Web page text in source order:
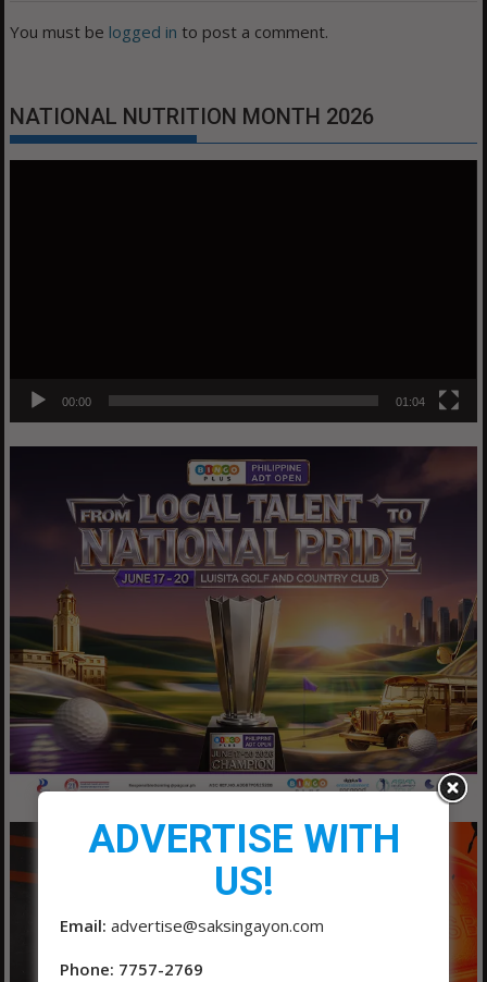
You must be logged in to post a comment.
NATIONAL NUTRITION MONTH 2026
00:00 01:04
ADVERTISE WITH
US!
Email: advertise@saksingayon.com
Phone: 7757-2769